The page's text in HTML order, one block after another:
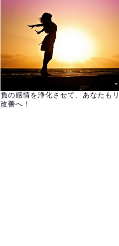
負の感情を浄化させて、あなたも
改善へ！